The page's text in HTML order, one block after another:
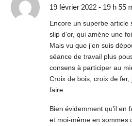
19 février 2022 - 19 h 55
Encore un superbe article
slip d’or, qui amène une
Mais vu que j’en suis
séance de travail plus
consens à participer au
Croix de bois, croix de fer,
faire.
Bien évidemment qu’il en
et moi-même en sommes